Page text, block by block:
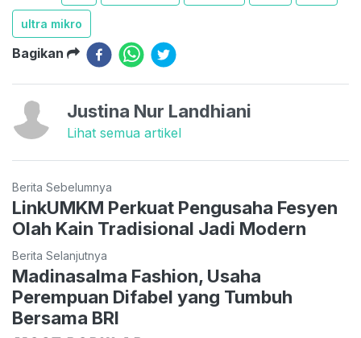
ultra mikro
Bagikan
Justina Nur Landhiani
Lihat semua artikel
Berita Sebelumnya
LinkUMKM Perkuat Pengusaha Fesyen
Olah Kain Tradisional Jadi Modern
Berita Selanjutnya
Madinasalma Fashion, Usaha
Perempuan Difabel yang Tumbuh
Bersama BRI